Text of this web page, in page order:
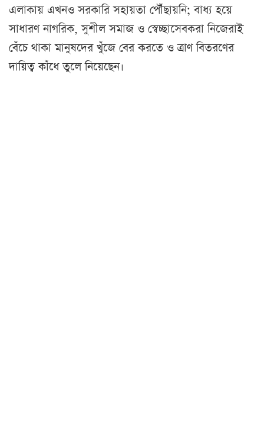
এলাকায় এখনও সরকারি সহায়তা পৌঁছায়নি; বাধ্য হয়ে
সাধারণ নাগরিক, সুশীল সমাজ ও স্বেচ্ছাসেবকরা নিজেরাই
বেঁচে থাকা মানুষদের খুঁজে বের করতে ও ত্রাণ বিতরণের
দায়িত্ব কাঁধে তুলে নিয়েছেন।